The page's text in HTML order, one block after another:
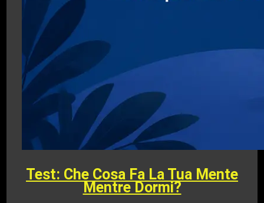
Test: Che Cosa Fa La Tua Mente
Mentre Dormi?